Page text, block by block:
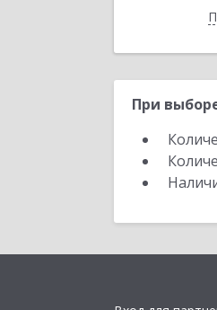
При